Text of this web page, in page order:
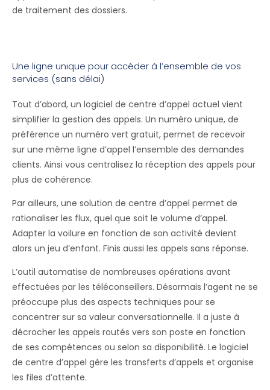
de traitement des dossiers.
Une ligne unique pour accéder à l’ensemble de vos
services (sans délai)
Tout d’abord, un logiciel de centre d’appel actuel vient
simplifier la gestion des appels. Un numéro unique, de
préférence un numéro vert gratuit, permet de recevoir
sur une même ligne d’appel l’ensemble des demandes
clients. Ainsi vous centralisez la réception des appels pour
plus de cohérence.
Par ailleurs, une solution de centre d’appel permet de
rationaliser les flux, quel que soit le volume d’appel.
Adapter la voilure en fonction de son activité devient
alors un jeu d’enfant. Finis aussi les appels sans réponse.
L’outil automatise de nombreuses opérations avant
effectuées par les téléconseillers. Désormais l’agent ne se
préoccupe plus des aspects techniques pour se
concentrer sur sa valeur conversationnelle. Il a juste à
décrocher les appels routés vers son poste en fonction
de ses compétences ou selon sa disponibilité. Le logiciel
de centre d’appel gère les transferts d’appels et organise
les files d’attente.